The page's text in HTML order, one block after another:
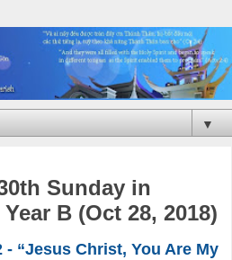
▼
Sunday in
B (Oct 28, 2018)
- “Jesus Christ, You Are My